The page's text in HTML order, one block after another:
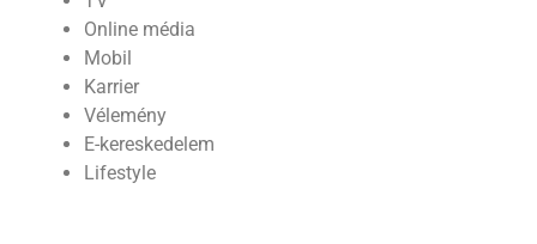
Online média
Mobil
Karrier
Vélemény
E-kereskedelem
Lifestyle